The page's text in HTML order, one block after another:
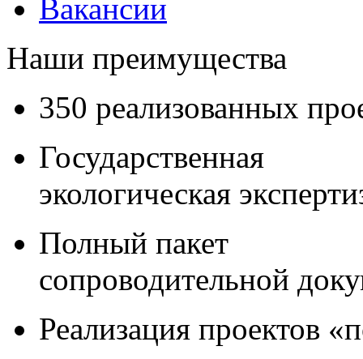
Вакансии
Наши преимущества
350 реализованных
Государственная
экологическая
Полный пакет
сопроводительной
Реализация проектов